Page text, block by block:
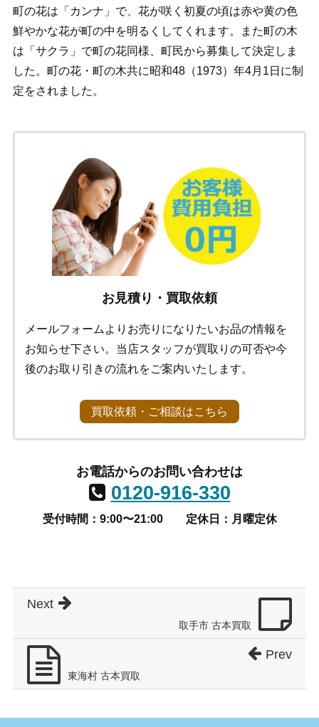
町の花は「カンナ」で、花が咲く初夏の頃は赤や黄の色
鮮やかな花が町の中を明るくしてくれます。また町の木
は「サクラ」で町の花同様、町民から募集して決定しま
した。町の花・町の木共に昭和48（1973）年4月1日に制
定をされました。
お見積り・買取依頼
メールフォームよりお売りになりたいお品の情報を
お知らせ下さい。当店スタッフが買取りの可否や今
後のお取り引きの流れをご案内いたします。
買取依頼・ご相談はこちら
お電話からのお問い合わせは
0120-916-330
受付時間：9:00〜21:00 定休日：月曜定休
取手市 古本買取
Next
東海村 古本買取
Prev